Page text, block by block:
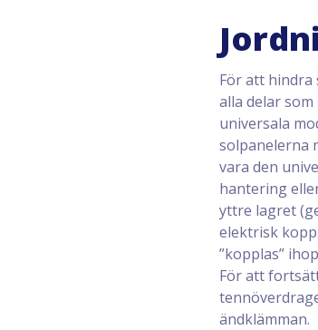
För att
alla delar
universala
solpanelerna
vara den
hantering
yttre lagret
elektrisk
”kopplas”
För att
ändklämman.